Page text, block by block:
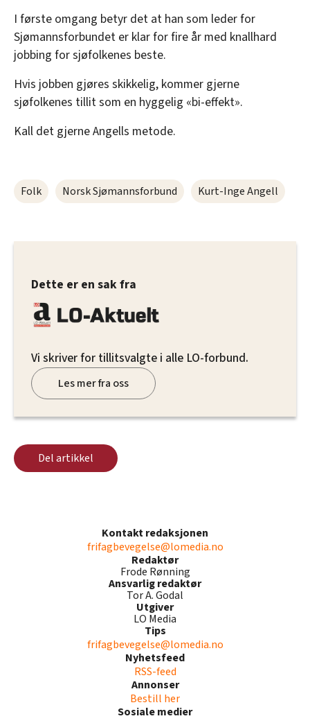
I første omgang betyr det at han som leder for
Sjømannsforbundet er klar for fire år med knallhard
jobbing for sjøfolkenes beste.
Hvis jobben gjøres skikkelig, kommer gjerne
sjøfolkenes tillit som en hyggelig «bi-effekt».
Kall det gjerne Angells metode.
Folk Norsk Sjømannsforbund Kurt-Inge Angell
Dette er en sak fra
Vi skriver for tillitsvalgte i alle LO-forbund.
Les mer fra oss
Del artikkel
Kontakt redaksjonen
frifagbevegelse@lomedia.no
Redaktør
Frode Rønning
Ansvarlig redaktør
Tor A. Godal
Utgiver
LO Media
Tips
frifagbevegelse@lomedia.no
Nyhetsfeed
RSS-feed
Annonser
Bestill her
Sosiale medier